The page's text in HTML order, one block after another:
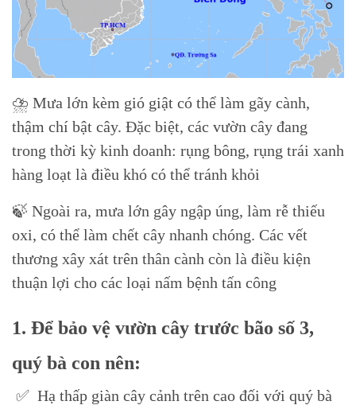
⛈ Mưa lớn kèm gió giật có thể làm gãy cành,
thậm chí bật cây. Đặc biệt, các vườn cây đang
trong thời kỳ kinh doanh: rụng bông, rụng trái xanh
hàng loạt là điều khó có thể tránh khỏi
🍃 Ngoài ra, mưa lớn gây ngập úng, làm rễ thiếu
oxi, có thể làm chết cây nhanh chóng. Các vết
thương xây xát trên thân cành còn là điều kiện
thuận lợi cho các loại nấm bệnh tấn công
1. Để bảo vệ vườn cây trước bão số 3,
quý bà con nên:
✅ Hạ thấp giàn cây cảnh trên cao đối với quý bà